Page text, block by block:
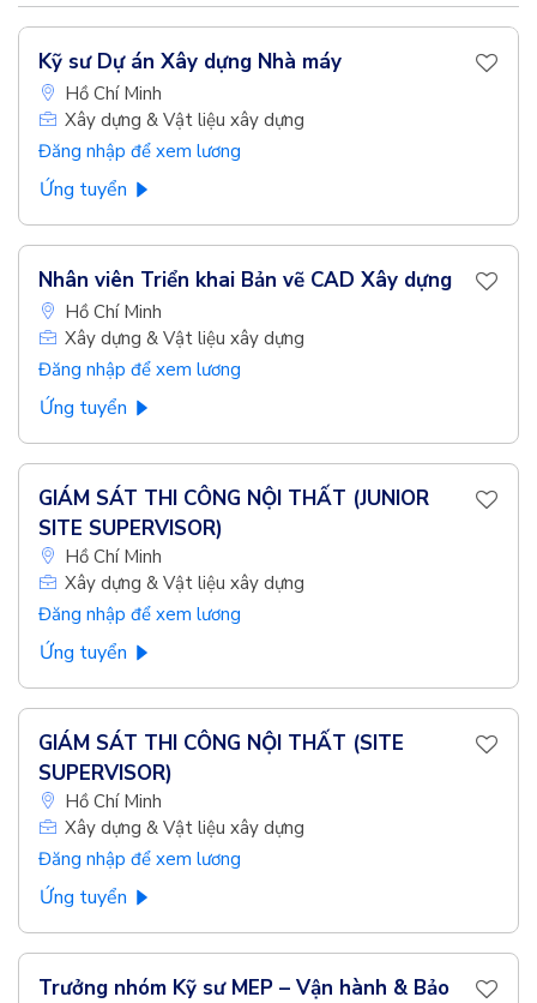
Kỹ sư Dự án Xây dựng Nhà máy
Hồ Chí Minh
Xây dựng & Vật liệu xây dựng
Đăng nhập để xem lương
Ứng tuyển
Nhân viên Triển khai Bản vẽ CAD Xây dựng
Hồ Chí Minh
Xây dựng & Vật liệu xây dựng
Đăng nhập để xem lương
Ứng tuyển
GIÁM SÁT THI CÔNG NỘI THẤT (JUNIOR
SITE SUPERVISOR)
Hồ Chí Minh
Xây dựng & Vật liệu xây dựng
Đăng nhập để xem lương
Ứng tuyển
GIÁM SÁT THI CÔNG NỘI THẤT (SITE
SUPERVISOR)
Hồ Chí Minh
Xây dựng & Vật liệu xây dựng
Đăng nhập để xem lương
Ứng tuyển
Trưởng nhóm Kỹ sư MEP – Vận hành & Bảo